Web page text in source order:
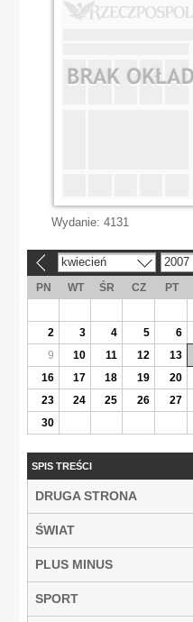
Wydanie: 4131
kwiecień 2007
PN WT ŚR CZ PT
2
3 4 5 6
9
10 11 12 13
16
17 18 19 20
23
24 25 26 27
30
SPIS TREŚCI
DRUGA STRONA
ŚWIAT
PLUS MINUS
SPORT